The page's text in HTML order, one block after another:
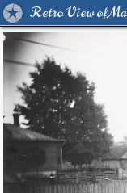
Retro View of